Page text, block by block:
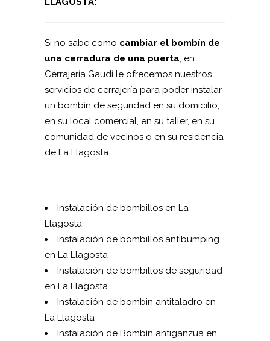
Si no sabe como cambiar el bombín de
una cerradura de una puerta, en
Cerrajería Gaudí le ofrecemos nuestros
servicios de cerrajería para poder instalar
un bombín de seguridad en su domicilio,
en su local comercial, en su taller, en su
comunidad de vecinos o en su residencia
de La Llagosta.
Instalación de bombillos en La
Llagosta
Instalación de bombillos antibumping
en La Llagosta
Instalación de bombillos de seguridad
en La Llagosta
Instalación de bombin antitaladro en
La Llagosta
Instalación de Bombín antiganzua en